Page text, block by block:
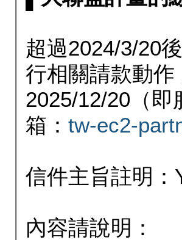
超過2024/3/20
行相關請款動
2025/12/20（
箱： tw-ec2-
信件主旨註明：
內容請說明：